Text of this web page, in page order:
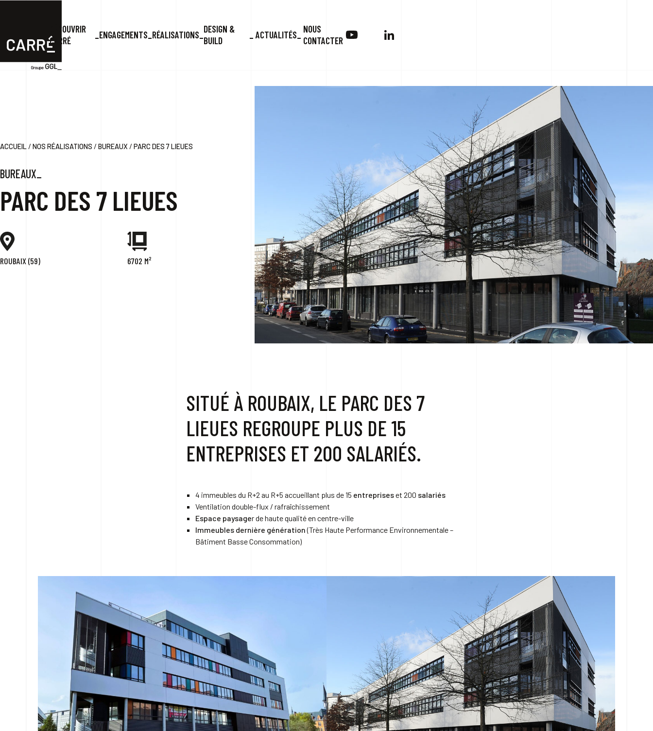
DÉCOUVRIR
CARRÉ
ENGAGEMENTS RÉALISATIONS
DESIGN &
BUILD
ACTUALITÉS
NOUS
CONTACTER
ACCUEIL / NOS RÉALISATIONS / BUREAUX / PARC DES 7 LIEUES
BUREAUX_
PARC DES 7 LIEUES
ROUBAIX (59) 6702 M²
SITUÉ À ROUBAIX, LE PARC DES 7
LIEUES REGROUPE PLUS DE 15
ENTREPRISES ET 200 SALARIÉS.
4 immeubles du R+2 au R+5 accueillant plus de 15 entrepriseset 200 salariés
Ventilation double-flux / rafraîchissement
Espace paysager de haute qualité en centre-ville
Immeubles dernière génération(Très Haute Performance Environnementale –
Bâtiment Basse Consommation)